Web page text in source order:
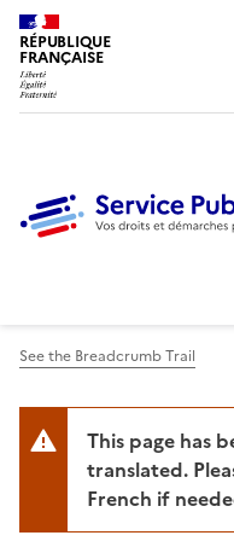
RÉPUBLIQUE
FRANÇAISE
See the Breadcrumb Trail
This page has been automatically
translated.
French if